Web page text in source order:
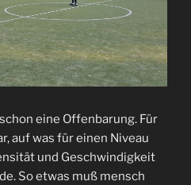
eine Offenbarung. Für
auf was für einen Niveau
und Geschwindigkeit
So etwas muß mensch